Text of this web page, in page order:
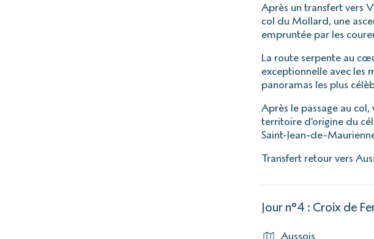
Après un transfert vers
col du Mollard, une
empruntée par les
La route serpente au
exceptionnelle avec les
panoramas les plus
Après le passage au
territoire d’origine du
Saint-Jean-de-
Transfert retour vers
Jour n°4 : Croix de
Aussois